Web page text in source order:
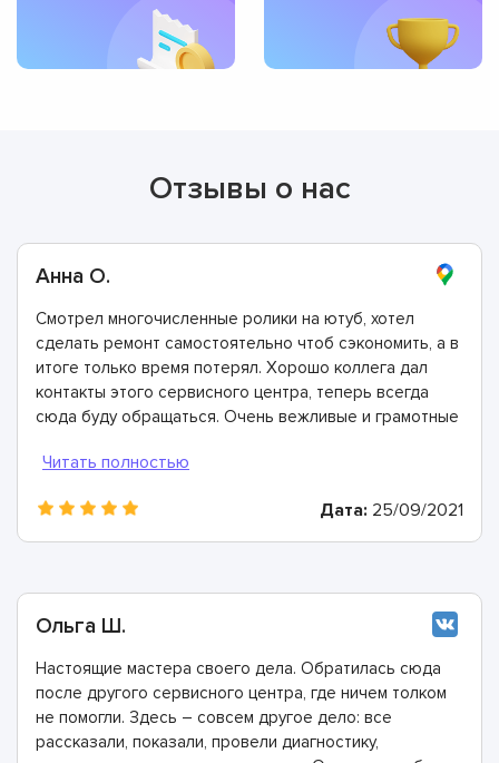
Отзывы о нас
Анна О.
Смотрел многочисленные ролики на ютуб, хотел
сделать ремонт самостоятельно чтоб сэкономить, а в
итоге только время потерял. Хорошо коллега дал
контакты этого сервисного центра, теперь всегда
сюда буду обращаться. Очень вежливые и грамотные
гарантию.
Дата: 25/09/2021
Ольга Ш.
Настоящие мастера своего дела. Обратилась сюда
после другого сервисного центра, где ничем толком
не помогли. Здесь – совсем другое дело: все
рассказали, показали, провели диагностику,